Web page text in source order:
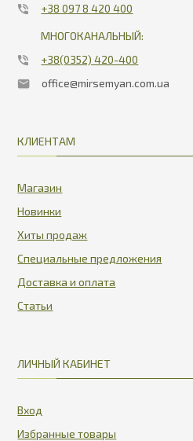
+38 097 8 420 400
МНОГОКАНАЛЬНЫЙ:
+38(0352) 420-400
office@mirsemyan.com.ua
КЛИЕНТАМ
Магазин
Новинки
Хиты продаж
Специальные предложения
Доставка и оплата
Статьи
ЛИЧНЫЙ КАБИНЕТ
Вход
Избранные товары